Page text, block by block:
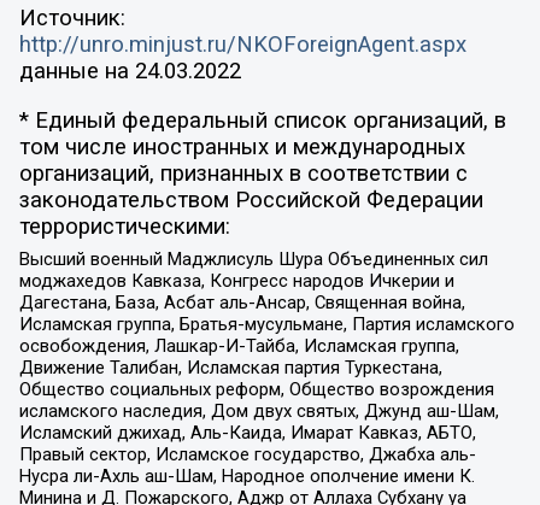
Источник:
http://unro.minjust.ru/NKOForeignAgent.aspx
данные на 24.03.2022
* Единый федеральный список организаций, в
том числе иностранных и международных
организаций, признанных в соответствии с
законодательством Российской Федерации
террористическими:
Высший военный Маджлисуль Шура Объединенных сил
моджахедов Кавказа, Конгресс народов Ичкерии и
Дагестана, База, Асбат аль-Ансар, Священная война,
Исламская группа, Братья-мусульмане, Партия исламского
освобождения, Лашкар-И-Тайба, Исламская группа,
Движение Талибан, Исламская партия Туркестана,
Общество социальных реформ, Общество возрождения
исламского наследия, Дом двух святых, Джунд аш-Шам,
Исламский джихад, Аль-Каида, Имарат Кавказ, АБТО,
Правый сектор, Исламское государство, Джабха аль-
Нусра ли-Ахль аш-Шам, Народное ополчение имени К.
Минина и Д. Пожарского, Аджр от Аллаха Субхану уа